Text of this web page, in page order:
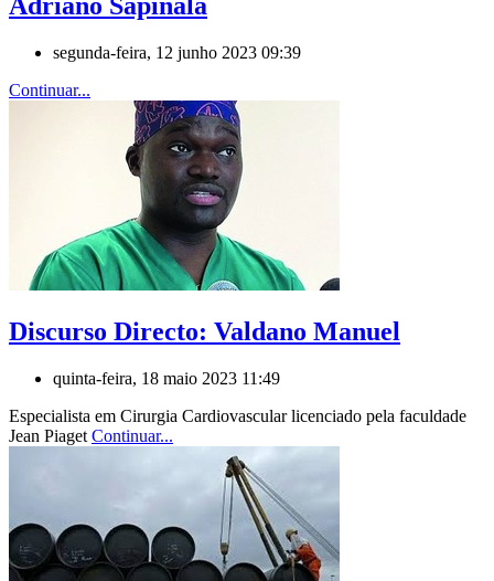
segunda-feira, 12 junho 2023 09:39
Continuar...
Discurso Directo: Valdano Manuel
quinta-feira, 18 maio 2023 11:49
Especialista em Cirurgia Cardiovascular licenciado pela faculdade
Jean Piaget Continuar...